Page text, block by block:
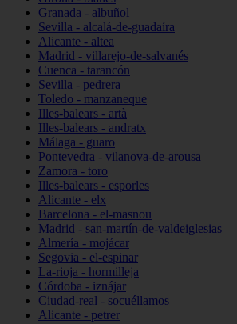
Granada - albuñol
Sevilla - alcalá-de-guadaíra
Alicante - altea
Madrid - villarejo-de-salvanés
Cuenca - tarancón
Sevilla - pedrera
Toledo - manzaneque
Illes-balears - artà
Illes-balears - andratx
Málaga - guaro
Pontevedra - vilanova-de-arousa
Zamora - toro
Illes-balears - esporles
Alicante - elx
Barcelona - el-masnou
Madrid - san-martín-de-valdeiglesias
Almería - mojácar
Segovia - el-espinar
La-rioja - hormilleja
Córdoba - iznájar
Ciudad-real - socuéllamos
Alicante - petrer